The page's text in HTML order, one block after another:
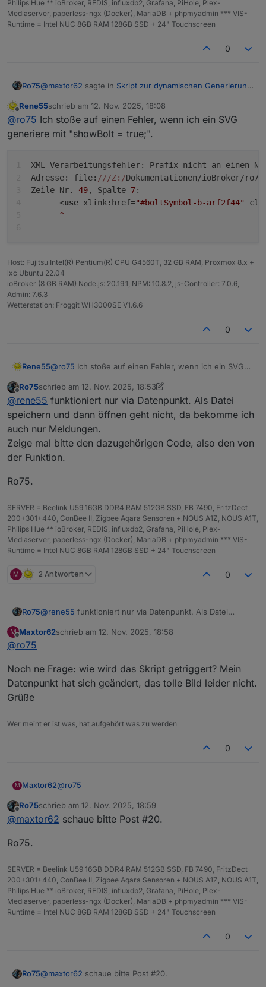
da ist ein Fehler drin. Korrekt wäre
Ro75.
Philips Hue ** ioBroker, REDIS, influxdb2, Grafana, PiHole, Plex-
Mediaserver, paperless-ngx (Docker), MariaDB + phpmyadmin *** VIS-
Runtime = Intel NUC 8GB RAM 128GB SSD + 24" Touchscreen
0
Ro75@maxtor62 sagte in Skript zur dynamischen Generierung
const ZielDP = '"0_userdata.0.vis.VIS-Batterie.Batt';
Und der Datenpunkt (String / Zeichen) muss bereits
existieren.
Ro75.
Offline
Rene55schrieb am 12. Nov. 2025, 18:08
zuletzt editiert von
@ro75 Ich stoße auf einen Fehler, wenn ich ein SVG
generiere mit "showBolt = true;".
XML-Verarbeitungsfehler: Präfix nicht an einen
Adresse: file: ///Z:/Dokumentationen/ioBroker/
Zeile Nr. 49, Spalte 7:
      <
use xlink:href="#boltSymbol-b-arf2f44"
------^
Host: Fujitsu Intel(R) Pentium(R) CPU G4560T, 32 GB RAM, Proxmox 8.x +
lxc Ubuntu 22.04
ioBroker (8 GB RAM) Node.js: 20.19.1, NPM: 10.8.2, js-Controller: 7.0.6,
Admin: 7.6.3
Wetterstation: Froggit WH3000SE V1.6.6
0
Rene55@ro75 Ich stoße auf einen Fehler, wenn ich ein SVG
XML-Verarbeitungsfehler: Präfix nicht an einen
Adresse: file:///Z:/Dokumentationen/ioBroker/
Zeile Nr. 49, Spalte 7:
<use xlink:href="#boltSymbol-b-
Offline
Ro75schrieb am 12. Nov. 2025, 18:53
zuletzt editiert von Ro7511. Dez. 2025, 19:57
@rene55 funktioniert nur via Datenpunkt. Als Datei
speichern und dann öffnen geht nicht, da bekomme ich
auch nur Meldungen.
Zeige mal bitte den dazugehörigen Code, also den von
der Funktion.
Ro75.
SERVER = Beelink U59 16GB DDR4 RAM 512GB SSD, FB 7490, FritzDect
200+301+440, ConBee II, Zigbee Aqara Sensoren + NOUS A1Z, NOUS A1T,
Philips Hue ** ioBroker, REDIS, influxdb2, Grafana, PiHole, Plex-
Mediaserver, paperless-ngx (Docker), MariaDB + phpmyadmin *** VIS-
Runtime = Intel NUC 8GB RAM 128GB SSD + 24" Touchscreen
M 2 Antworten 0
Ro75@rene55 funktioniert nur via Datenpunkt. Als Datei
auch nur Meldungen.
Ro75.
M
Offline
Maxtor62schrieb am 12. Nov. 2025, 18:58
zuletzt editiert von
@ro75
Noch ne Frage: wie wird das Skript getriggert? Mein
Datenpunkt hat sich geändert, das tolle Bild leider nicht.
Grüße
Wer meint er ist was, hat aufgehört was zu werden
0
M Maxtor62@ro75
Noch ne Frage: wie wird das Skript getriggert? Mein
Datenpunkt hat sich geändert, das tolle Bild leider
Offline
Ro75schrieb am 12. Nov. 2025, 18:59
zuletzt editiert von
@maxtor62 schaue bitte Post #20.
Ro75.
SERVER = Beelink U59 16GB DDR4 RAM 512GB SSD, FB 7490, FritzDect
200+301+440, ConBee II, Zigbee Aqara Sensoren + NOUS A1Z, NOUS A1T,
Philips Hue ** ioBroker, REDIS, influxdb2, Grafana, PiHole, Plex-
Mediaserver, paperless-ngx (Docker), MariaDB + phpmyadmin *** VIS-
Runtime = Intel NUC 8GB RAM 128GB SSD + 24" Touchscreen
0
Ro75@maxtor62 schaue bitte Post #20.